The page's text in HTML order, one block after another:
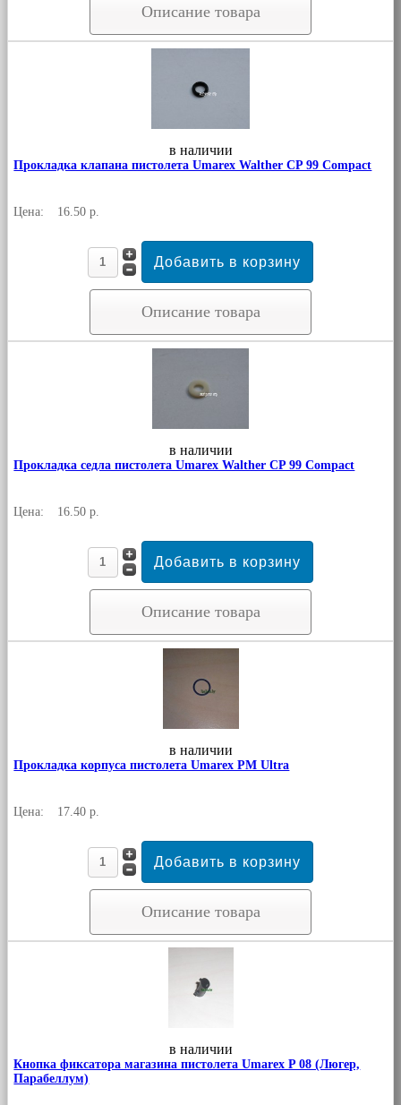
Описание товара
в наличии
Прокладка клапана пистолета Umarex Walther CP 99 Compact
Цена: 16.50 р.
Описание товара
в наличии
Прокладка седла пистолета Umarex Walther CP 99 Compact
Цена: 16.50 р.
Описание товара
в наличии
Прокладка корпуса пистолета Umarex PM Ultra
Цена: 17.40 р.
Описание товара
в наличии
Кнопка фиксатора магазина пистолета Umarex P 08 (Люгер,
Парабеллум)